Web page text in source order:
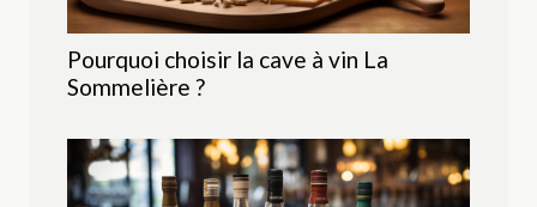
Pourquoi choisir la cave à vin La
Sommelière ?